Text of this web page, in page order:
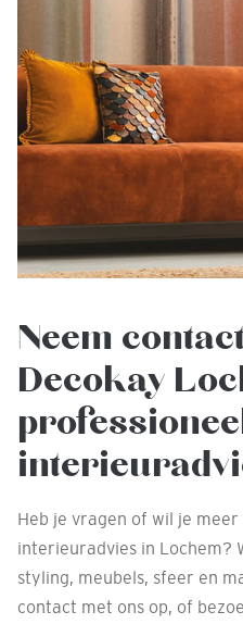
Neem
Decokay
Heb je vragen of wil je
interieuradvies in Lochem?
styling, meubels, sfeer en
contact met ons op, of